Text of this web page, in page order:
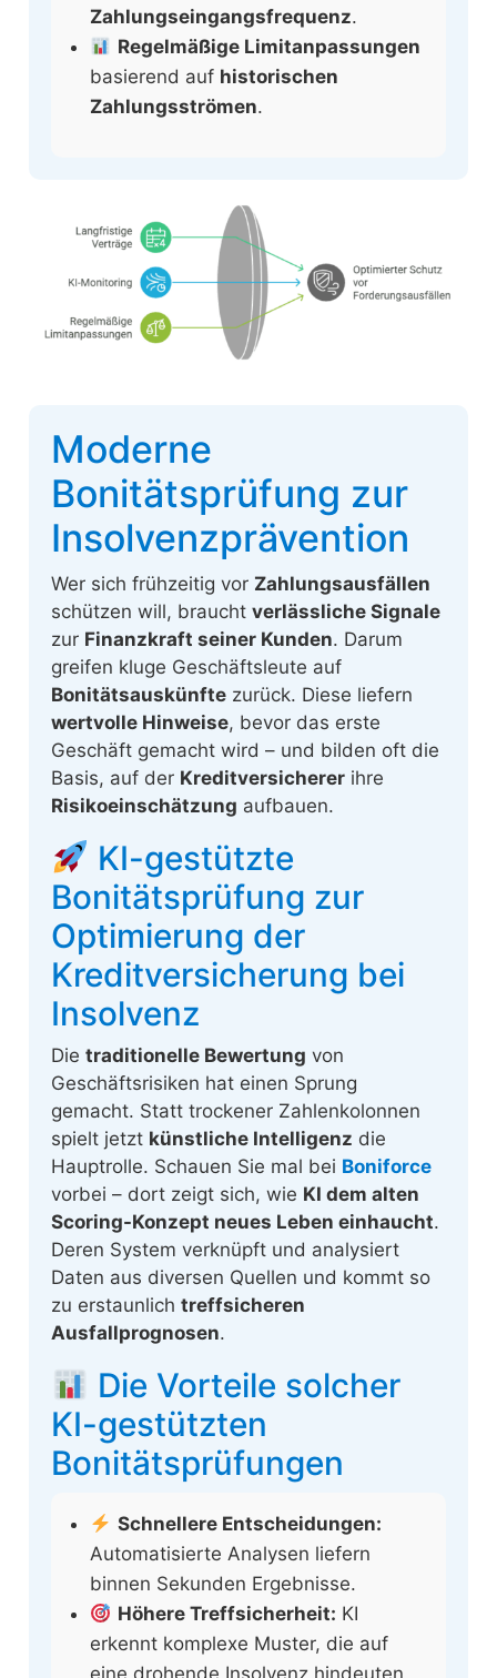
Zahlungseingangsfrequenz.
Regelmäßige Limitanpassungen
basierend auf historischen
Zahlungsströmen.
Moderne
Bonitätsprüfung zur
Insolvenzprävention
Wer sich frühzeitig vor Zahlungsausfällen
schützen will, brauchtverlässliche Signale
zur Finanzkraft seiner Kunden. Darum
greifen kluge Geschäftsleute auf
Bonitätsauskünfte zurück. Diese liefern
wertvolle Hinweise, bevor das erste
Geschäft gemacht wird – und bilden oft die
Basis, auf der Kreditversicherer ihre
Risikoeinschätzung aufbauen.
KI-gestützte
Bonitätsprüfung zur
Optimierung der
Kreditversicherung bei
Insolvenz
Dietraditionelle Bewertung von
Geschäftsrisiken hat einen Sprung
gemacht. Statt trockener Zahlenkolonnen
spielt jetzt künstliche Intelligenz die
Hauptrolle. Schauen Sie mal bei Boniforce
vorbei – dort zeigt sich, wie KI dem alten
Scoring-Konzept neues Leben einhaucht.
Deren System verknüpft und analysiert
Daten aus diversen Quellen und kommt so
zu erstaunlichtreffsicheren
Ausfallprognosen.
Die Vorteile solcher
KI-gestützten
Bonitätsprüfungen
Schnellere Entscheidungen:
Automatisierte Analysen liefern
binnen Sekunden Ergebnisse.
Höhere Treffsicherheit: KI
erkennt komplexe Muster, die auf
eine drohende Insolvenz hindeuten